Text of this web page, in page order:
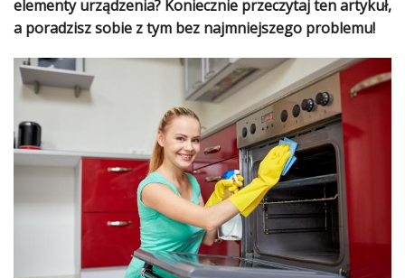
Dodaj
«
Dodaj
Dodaj
Dodaj
galerię
elementy urządzenia? Koniecznie przeczytaj ten artykuł,
a poradziszsobie z tym bez najmniejszego problemu!